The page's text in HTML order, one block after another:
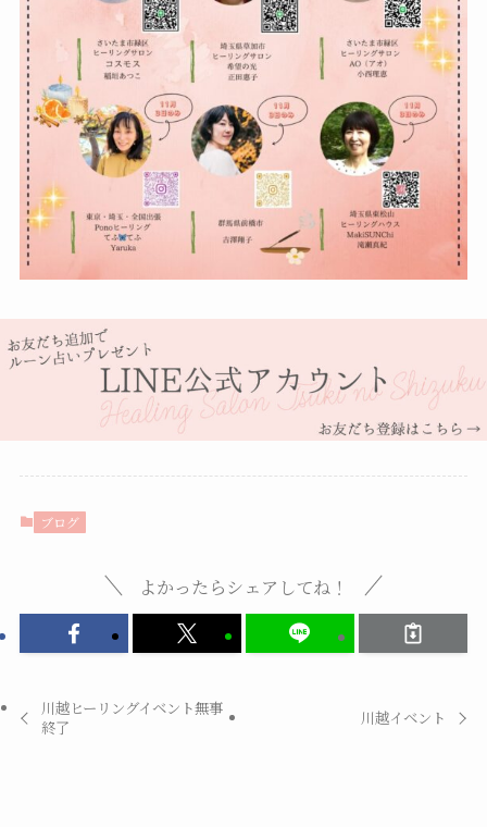
ブログ
よかったらシェアしてね！
川越ヒーリングイベント無事
終了
川越イベント